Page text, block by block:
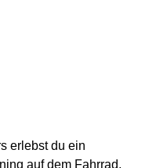
erlebst du ein
auf dem Fahrrad,